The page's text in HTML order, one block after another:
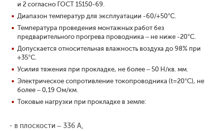
и 2 согласно ГОСТ 15150-69.
Диапазон температур для эксплуатации -60/+50°С.
Температура проведения монтажных работ без
предварительного прогрева проводника – не ниже -20°С.
Допускается относительная влажность воздуха до 98% при
+35°С.
Усилия тяжения при прокладке, не более – 50 Н/кв. мм.
Электрическое сопротивление токопроводника (t=20°С), не
более – 0,19 Ом/км.
Токовые нагрузки при прокладке в земле:
- в плоскости – 336 А,